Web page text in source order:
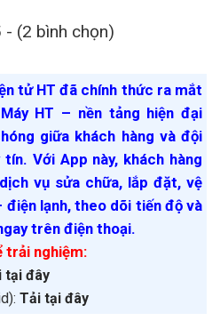
- (2 bình chọn)
tử HT đã chính thức ra mắt
HT – nền tảng hiện đại
giữa khách hàng và đội
Với App này, khách hàng
vụ sửa chữa, lắp đặt, vệ
lạnh, theo dõi tiến độ và
trên điện thoại.
trải nghiệm:
tại đây
Tải tại đây